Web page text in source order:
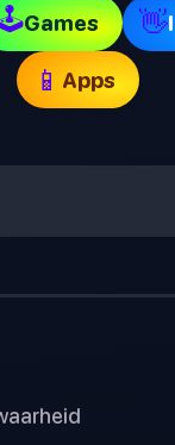
Games 👋
📱 Apps